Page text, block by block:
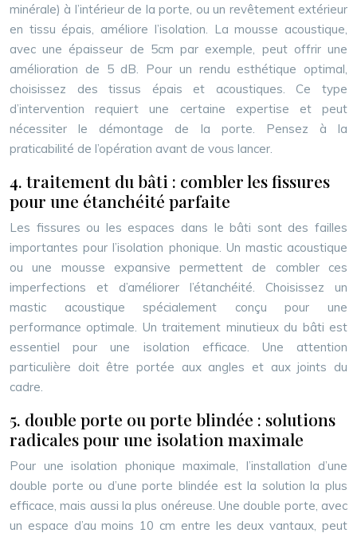
minérale) à l’intérieur de la porte, ou un revêtement extérieur
en tissu épais, améliore l’isolation. La mousse acoustique,
avec une épaisseur de 5cm par exemple, peut offrir une
amélioration de 5 dB. Pour un rendu esthétique optimal,
choisissez des tissus épais et acoustiques. Ce type
d’intervention requiert une certaine expertise et peut
nécessiter le démontage de la porte. Pensez à la
praticabilité de l’opération avant de vous lancer.
4. traitement du bâti : combler les fissures
pour une étanchéité parfaite
Les fissures ou les espaces dans le bâti sont des failles
importantes pour l’isolation phonique. Un mastic acoustique
ou une mousse expansive permettent de combler ces
imperfections et d’améliorer l’étanchéité. Choisissez un
mastic acoustique spécialement conçu pour une
performance optimale. Un traitement minutieux du bâti est
essentiel pour une isolation efficace. Une attention
particulière doit être portée aux angles et aux joints du
cadre.
5. double porte ou porte blindée : solutions
radicales pour une isolation maximale
Pour une isolation phonique maximale, l’installation d’une
double porte ou d’une porte blindée est la solution la plus
efficace, mais aussi la plus onéreuse. Une double porte, avec
un espace d’au moins 10 cm entre les deux vantaux, peut